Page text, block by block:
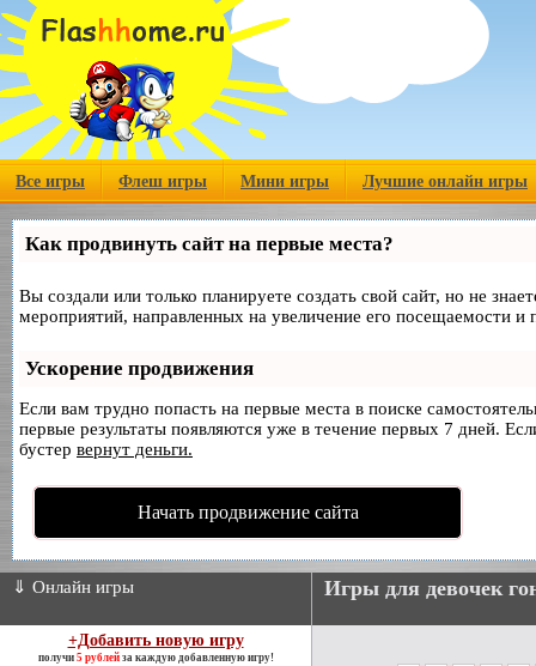
Все игры Флеш игры Мини игры Лучшие онлайн игры
Как продвинуть сайт на первые места?
Вы создали или только планируете создать свой сайт, но не
мероприятий, направленных на увеличение его посещаемости
Ускорение продвижения
Если вам трудно попасть на первые места в поиске
первые результаты появляются уже в течение первых 7 дней.
бустер вернут деньги.
Начать продвижение сайта
⇓ Онлайн игры
+Добавить новую игру
получи 5 рублейза каждую добавленную игру!
Игры для девочек